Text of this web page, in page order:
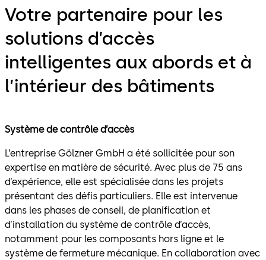
Votre partenaire pour les
solutions d’accès
intelligentes aux abords et à
l’intérieur des bâtiments
Système de contrôle d’accès
L’entreprise Gölzner GmbH a été sollicitée pour son
expertise en matière de sécurité. Avec plus de 75 ans
d’expérience, elle est spécialisée dans les projets
présentant des défis particuliers. Elle est intervenue
dans les phases de conseil, de planification et
d’installation du système de contrôle d’accès,
notamment pour les composants hors ligne et le
système de fermeture mécanique. En collaboration avec